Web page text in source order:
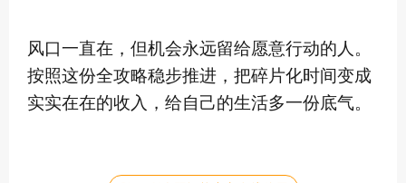
风口一直在，但机会永远留给愿意行动的人。
按照这份全攻略稳步推进，把碎片化时间变成
实实在在的收入，给自己的生活多一份底气。